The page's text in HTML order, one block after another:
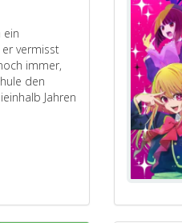
ein
vermisst
immer,
den
Jahren